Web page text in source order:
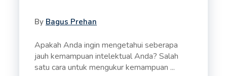
By Bagus Prehan
Apakah Anda ingin mengetahui seberapa
jauh kemampuan intelektual Anda? Salah
satu cara untuk mengukur kemampuan ...